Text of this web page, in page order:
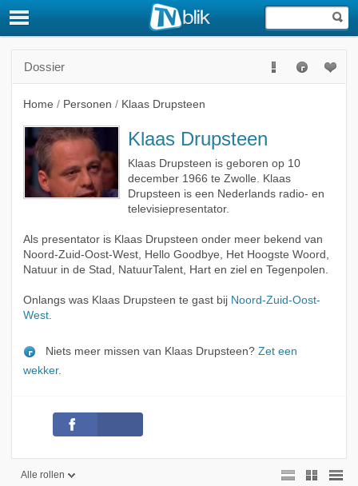
Dossier
Home / Personen / Klaas Drupsteen
Klaas Drupsteen
Klaas Drupsteen is geboren op 10
december 1966 te Zwolle. Klaas
Drupsteen is een Nederlands radio- en
televisiepresentator.
Als presentator is Klaas Drupsteen onder meer bekend van
Noord-Zuid-Oost-West, Hello Goodbye, Het Hoogste Woord,
Natuur in de Stad, NatuurTalent, Hart en ziel en Tegenpolen.
Onlangs was Klaas Drupsteen te gast bij Noord-Zuid-Oost-
West.
Niets meer missen van Klaas Drupsteen? Zet een
wekker.
Alle rollen